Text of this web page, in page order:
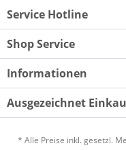
Service Hotline
Shop Service
Informationen
Ausgezeichnet
* Alle Preise inkl. gesetzl.